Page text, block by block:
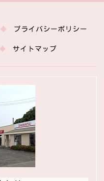
プライバシーポリシー
サイトマップ